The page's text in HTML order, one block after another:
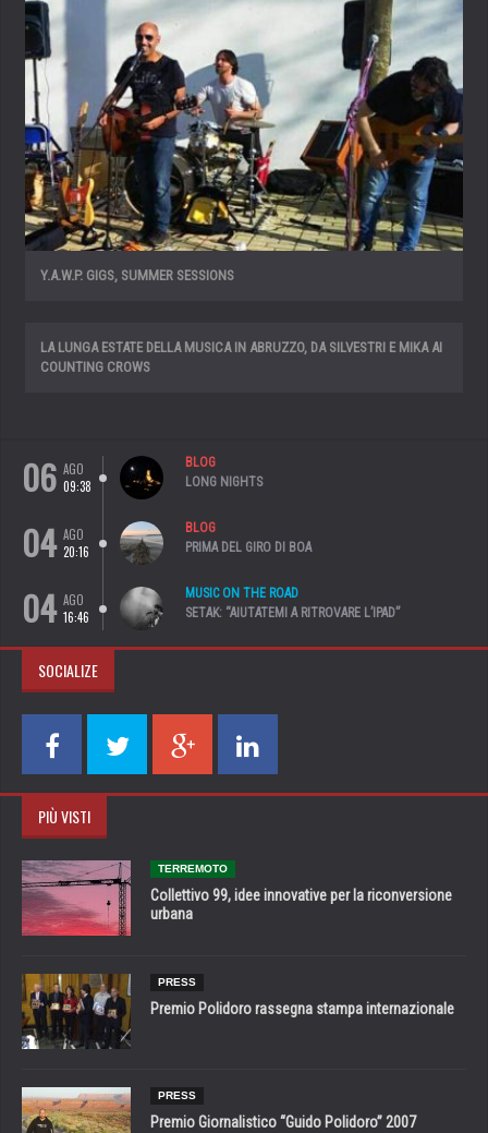
Y.A.W.P. GIGS, SUMMER SESSIONS
LA LUNGA ESTATE DELLA MUSICA IN ABRUZZO, DA SILVESTRI E MIKA AI
COUNTING CROWS
06 AGO
09:38
BLOG
LONG NIGHTS
04 AGO
20:16
BLOG
PRIMA DEL GIRO DI BOA
04 AGO
16:46
MUSIC ON THE ROAD
SETAK: “AIUTATEMI A RITROVARE L’IPAD”
SOCIALIZE
PIÙ VISTI
TERREMOTO
Collettivo 99, idee innovative per la riconversione
urbana
PRESS
Premio Polidoro rassegna stampa internazionale
PRESS
Premio Giornalistico “Guido Polidoro” 2007